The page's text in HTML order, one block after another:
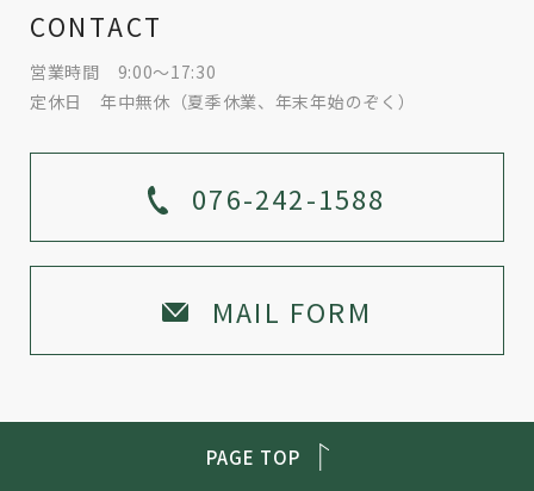
CONTACT
営業時間 9:00～17:30
定休日 年中無休（夏季休業、年末年始のぞく）
076-242-1588
MAIL FORM
PAGE TOP